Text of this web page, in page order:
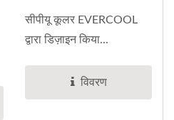
सीपीयू कूलर EVERCOOL
द्वारा डिज़ाइन किया...
विवरण